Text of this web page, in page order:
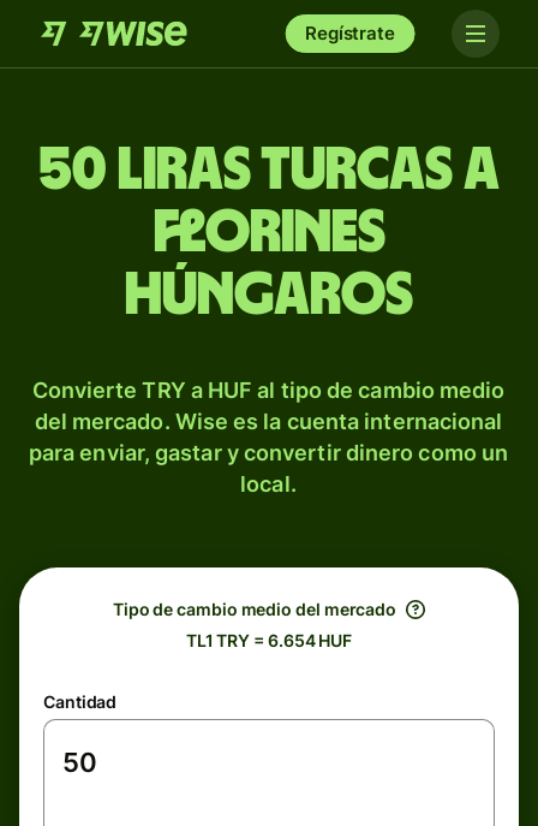
Regístrate
50 liras turcas a
florines
húngaros
Convierte TRY a HUF al tipo de cambio medio
del mercado. Wise es la cuenta internacional
para enviar, gastar y convertir dinero como un
local.
Tipo de cambio medio del mercado
TL1 TRY = 6.654 HUF
Cantidad